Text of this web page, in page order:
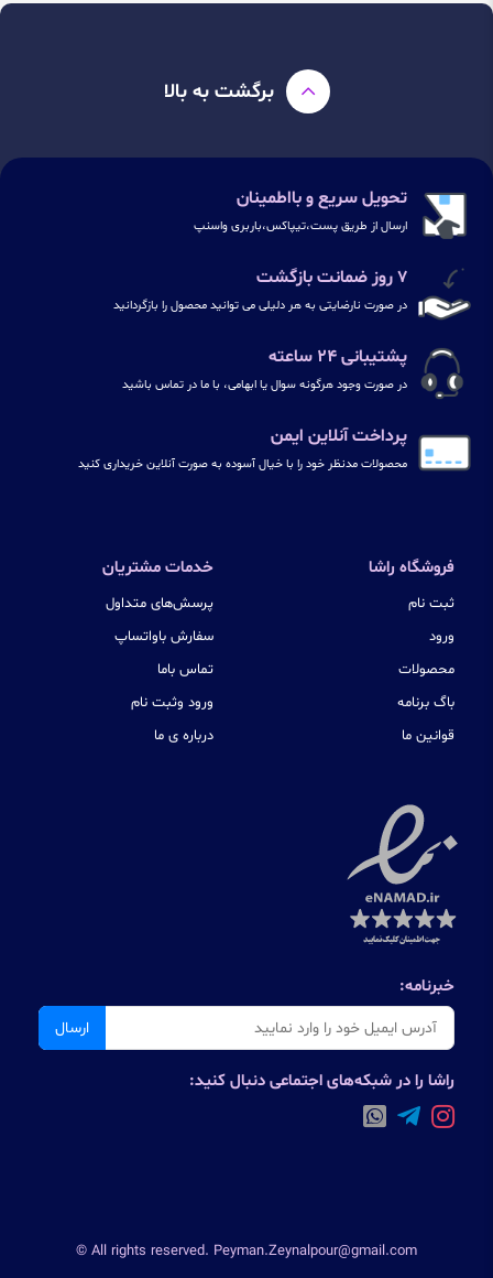
برگشت به بالا
تحویل سریع و بااطمینان
ارسال از طریق پست،تیپاکس،باربری واسنپ
۷ روز ضمانت بازگشت
در صورت نارضایتی به هر دلیلی می توانید محصول را بازگردانید
پشتیبانی ۲۴ ساعته
در صورت وجود هرگونه سوال یا ابهامی، با ما در تماس باشید
پرداخت آنلاین ایمن
محصولات مدنظر خود را با خیال آسوده به صورت آنلاین خریداری کنید
فروشگاه راشا
ثبت نام
ورود
محصولات
باگ برنامه
قوانین ما
خدمات مشتریان
پرسش‌های متداول
سفارش باواتساپ
تماس باما
ورود وثبت نام
درباره ی ما
خبرنامه:
ارسال
راشا را در شبکه‌های اجتماعی دنبال کنید:
© All rights reserved. Peyman.Zeynalpour@gmail.com